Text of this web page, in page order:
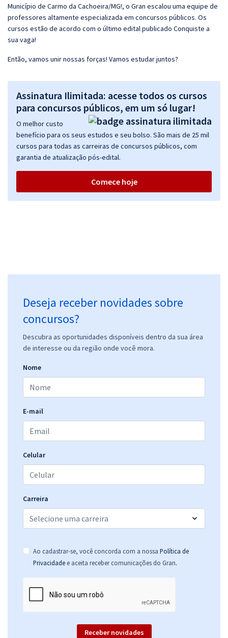
Município de Carmo da Cachoeira/MG!, o Gran escalou uma equipe de
professores altamente especializada em concursos públicos. Os
cursos estão de acordo com o último edital publicado Conquiste a
sua vaga!
Então, vamos unir nossas forças! Vamos estudar juntos?
Assinatura Ilimitada: acesse todos os cursos
para concursos públicos, em um só lugar!
O melhor custo
benefício para os seus estudos e seu bolso. São mais de 25 mil
cursos para todas as carreiras de concursos públicos, com
garantia de atualização pós-edital.
Comece hoje
Deseja receber novidades sobre
concursos?
Descubra as oportunidades disponíveis dentro da sua área
de interesse ou da região onde você mora.
Nome
E-mail
Celular
Carreira
Ao cadastrar-se, você concorda com a nossa Política de
Privacidade e aceita receber comunicações do Gran.
Receber novidades